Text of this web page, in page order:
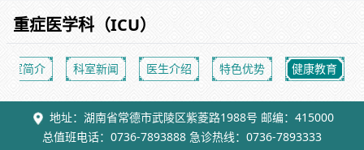
重症医学科（ICU）
科室简介 科室新闻 医生介绍 特色优势 健康教育
地址：湖南省常德市武陵区紫菱路1988号 邮编：415000
总值班电话：0736-7893888 急诊热线：0736-7893333